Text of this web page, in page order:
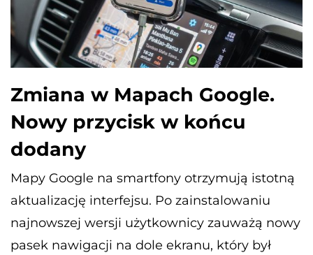
Zmiana w Mapach Google.
Nowy przycisk w końcu
dodany
Mapy Google na smartfony otrzymują istotną
aktualizację interfejsu. Po zainstalowaniu
najnowszej wersji użytkownicy zauważą nowy
pasek nawigacji na dole ekranu, który był